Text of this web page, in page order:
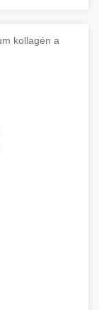
kollagén a